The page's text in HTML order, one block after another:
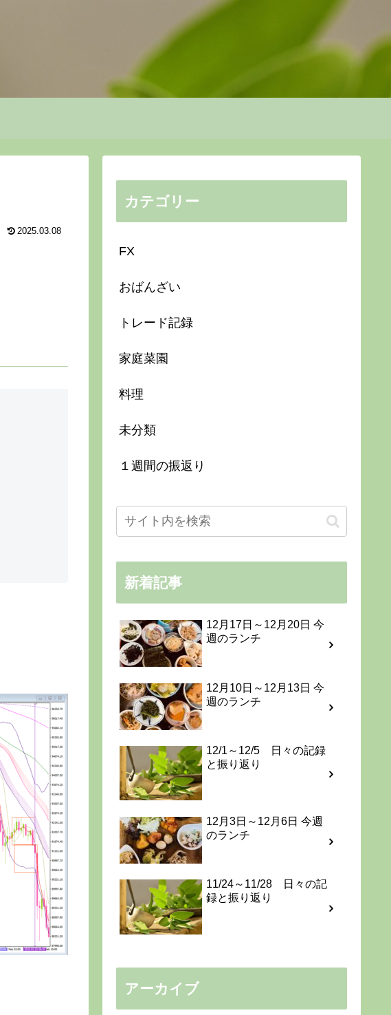
2025.03.08
カテゴリー
FX
おばんざい
トレード記録
家庭菜園
料理
未分類
１週間の振返り
新着記事
12月17日～12月20日 今
週のランチ
12月10日～12月13日 今
週のランチ
12/1～12/5 日々の記録
と振り返り
12月3日～12月6日 今週
のランチ
11/24～11/28 日々の記
録と振り返り
アーカイブ